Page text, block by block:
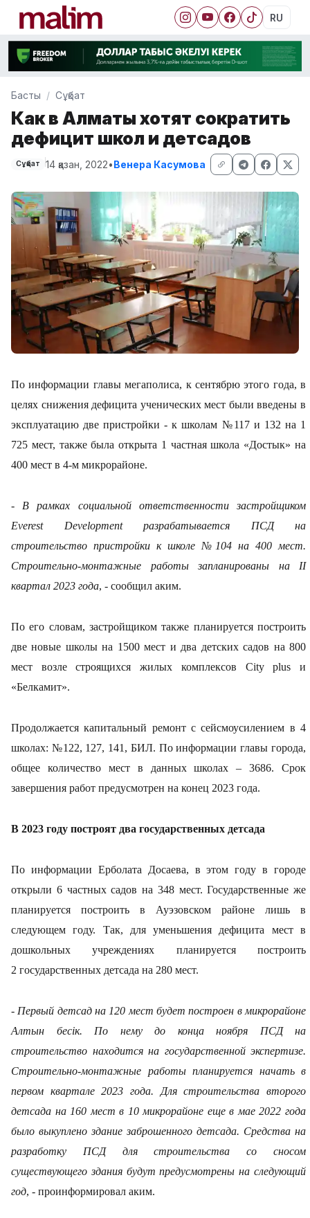
RU
Басты Сұқбат
Как в Алматы хотят сократить
дефицит школ и детсадов
Сұқбат 14 қазан, 2022•Венера Касумова
По информации главы мегаполиса, к сентябрю этого года, в
целях снижения дефицита ученических мест были введены в
эксплуатацию две пристройки - к школам №117 и 132 на 1
725 мест, также была открыта 1 частная школа «Достык» на
400 мест в 4-м микрорайоне.
- В рамках социальной ответственности застройщиком
Everest Development разрабатывается ПСД на
строительство пристройки к школе №104 на 400 мест.
Строительно-монтажные работы запланированы на II
квартал 2023 года, - сообщил аким.
По его словам, застройщиком также планируется построить
две новые школы на 1500 мест и два детских садов на 800
мест возле строящихся жилых комплексов City plus и
«Белкамит».
Продолжается капитальный ремонт с сейсмоусилением в 4
школах: №122, 127, 141, БИЛ. По информации главы города,
общее количество мест в данных школах – 3686. Срок
завершения работ предусмотрен на конец 2023 года.
В 2023 году построят два государственных детсада
По информации Ерболата Досаева, в этом году в городе
открыли 6 частных садов на 348 мест. Государственные же
планируется построить в Ауэзовском районе лишь в
следующем году. Так, для уменьшения дефицита мест в
дошкольных учреждениях планируется построить
2 государственных детсада на 280 мест.
- Первый детсад на 120 мест будет построен в микрорайоне
Алтын бесік. По нему до конца ноября ПСД на
строительство находится на государственной экспертизе.
Строительно-монтажные работы планируется начать в
первом квартале 2023 года. Для строительства второго
детсада на 160 мест в 10 микрорайоне еще в мае 2022 года
было выкуплено здание заброшенного детсада. Средства на
разработку ПСД для строительства со сносом
существующего здания будут предусмотрены на следующий
год, - проинформировал аким.